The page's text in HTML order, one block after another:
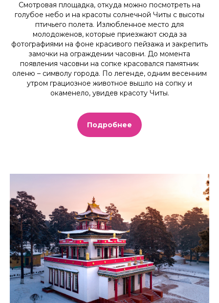
Смотровая площадка, откуда можно посмотреть на
голубое небо и на красоты солнечной Читы с высоты
птичьего полета. Излюбленное место для
молодоженов, которые приезжают сюда за
фотографиями на фоне красивого пейзажа и закрепить
замочки на ограждении часовни. До момента
появления часовни на сопке красовался памятник
оленю – символу города. По легенде, одним весенним
утром грациозное животное вышло на сопку и
окаменело, увидев красоту Читы.
Подробнее